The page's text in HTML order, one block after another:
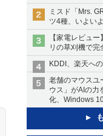
ミスド「Mrs.
ツ4種、いよい
【家電レビュ
リの草刈機で
KDDI、楽天へ
老舗のマウスユ
ウス」がAIの力
化、Windows
る。復活記念で